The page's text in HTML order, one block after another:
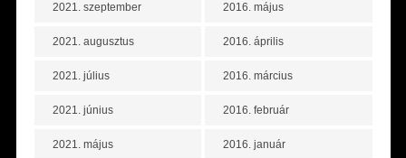
2021. szeptember
2021. augusztus
2021. július
2021. június
2021. május
2016. május
2016. április
2016. március
2016. február
2016. január